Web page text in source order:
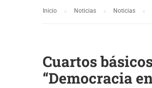
Inicio Noticias Noticias
Cuartos
“Democracia